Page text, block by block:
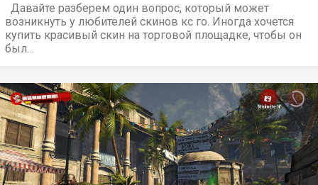
Давайте разберем один вопрос, который может
возникнуть у любителей скинов кс го. Иногда хочется
купить красивый скин на торговой площадке, чтобы он
был…